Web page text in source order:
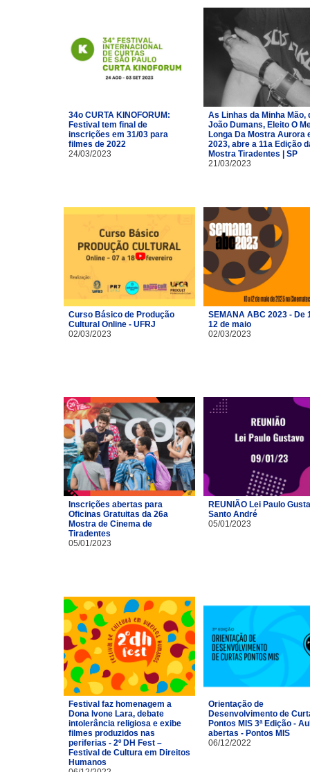
34o CURTA KINOFORUM:
Festival tem final de
inscrições em 31/03 para
filmes de 2022
24/03/2023
As Linhas da Minha Mão,
João Dumans, Eleito O
Longa Da Mostra Aurora
2023, abre a 11a Edição
Mostra Tiradentes | SP
21/03/2023
Curso Básico de Produção
Cultural Online - UFRJ
02/03/2023
SEMANA ABC 2023 - De
12 de maio
02/03/2023
Inscrições abertas para
Oficinas Gratuitas da 26a
Mostra de Cinema de
Tiradentes
05/01/2023
REUNIÃO Lei Paulo
Santo André
05/01/2023
Festival faz homenagem a
Dona Ivone Lara, debate
intolerância religiosa e exibe
filmes produzidos nas
periferias - 2º DH Fest –
Festival de Cultura em Direitos
Humanos
Orientação de
Desenvolvimento de
Pontos MIS 3ª Edição -
abertas - Pontos MIS
06/12/2022